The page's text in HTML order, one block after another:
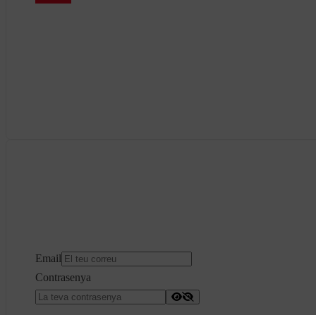
Email
Contrasenya